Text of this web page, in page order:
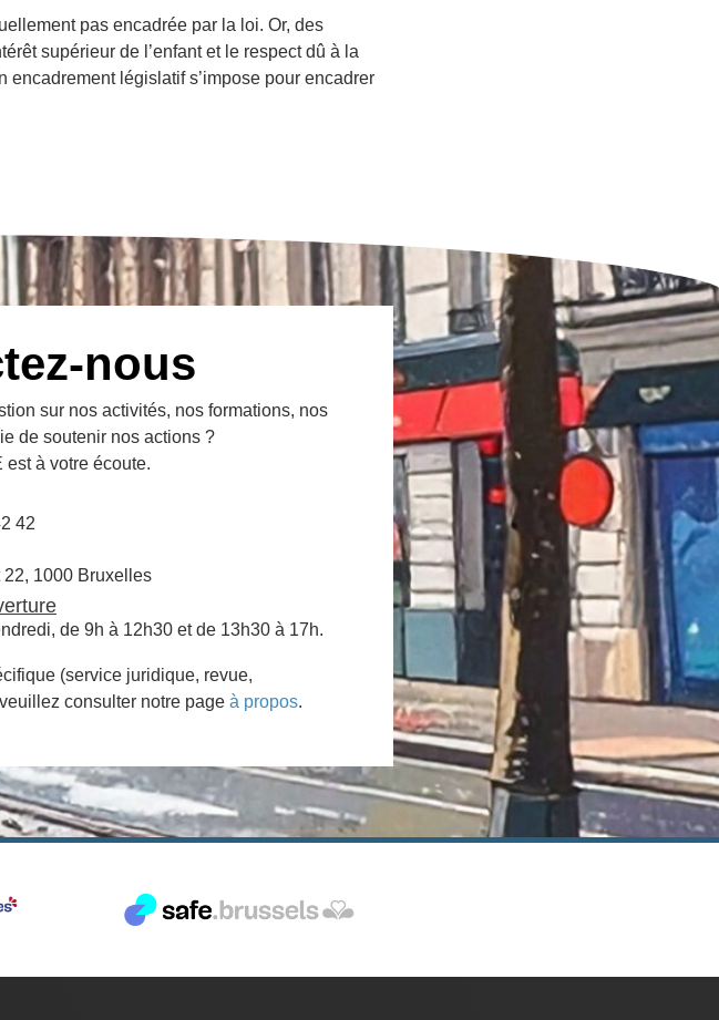
pas encadrée par la loi. Or, des
supérieur de l’enfant et le respect dû à la
législatif s’impose pour encadrer
nous
sur nos activités, nos formations, nos
de soutenir nos actions ?
est à votre écoute.
42
22, 1000 Bruxelles
de 9h à 12h30 et de 13h30 à 17h.
(service juridique, revue,
consulter notre page à propos.